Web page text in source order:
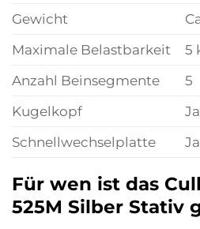
Gewicht
Maximale Belastbarkeit
5
Anzahl Beinsegmente
5
Kugelkopf
Ja
Schnellwechselplatte
Ja
Für wen ist das
525M Silber Stativ